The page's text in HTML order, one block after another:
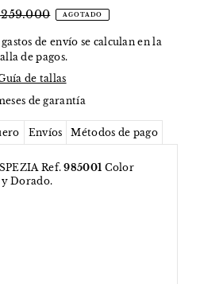
AGOTADO
gastos de envío se calculan en la
de pagos.
de tallas
de garantía
Envíos Métodos de pago
Ref.985001 Color
Dorado.